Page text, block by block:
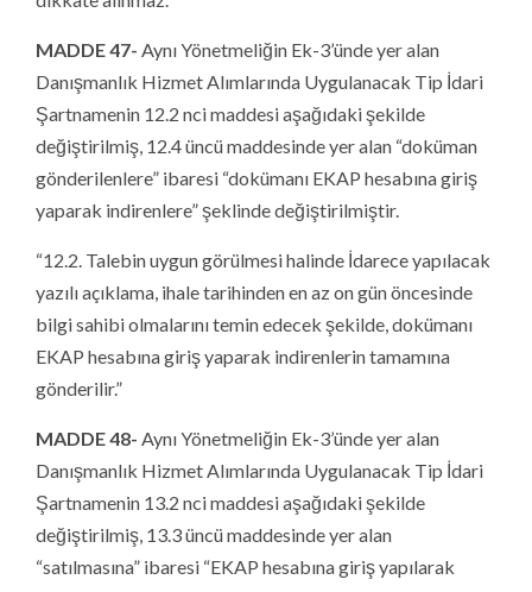
MADDE 47- Aynı Yönetmeliğin Ek-3’ünde yer alan
Danışmanlık Hizmet Alımlarında Uygulanacak Tip İdari
Şartnamenin 12.2 nci maddesi aşağıdaki şekilde
değiştirilmiş, 12.4 üncü maddesinde yer alan “doküman
gönderilenlere” ibaresi “dokümanı EKAP hesabına giriş
yaparak indirenlere” şeklinde değiştirilmiştir.
“12.2. Talebin uygun görülmesi halinde İdarece yapılacak
yazılı açıklama, ihale tarihinden en az on gün öncesinde
bilgi sahibi olmalarını temin edecek şekilde, dokümanı
EKAP hesabına giriş yaparak indirenlerin tamamına
gönderilir.”
MADDE 48- Aynı Yönetmeliğin Ek-3’ünde yer alan
Danışmanlık Hizmet Alımlarında Uygulanacak Tip İdari
Şartnamenin 13.2 nci maddesi aşağıdaki şekilde
değiştirilmiş, 13.3 üncü maddesinde yer alan
“satılmasına” ibaresi “EKAP hesabına giriş yapılarak